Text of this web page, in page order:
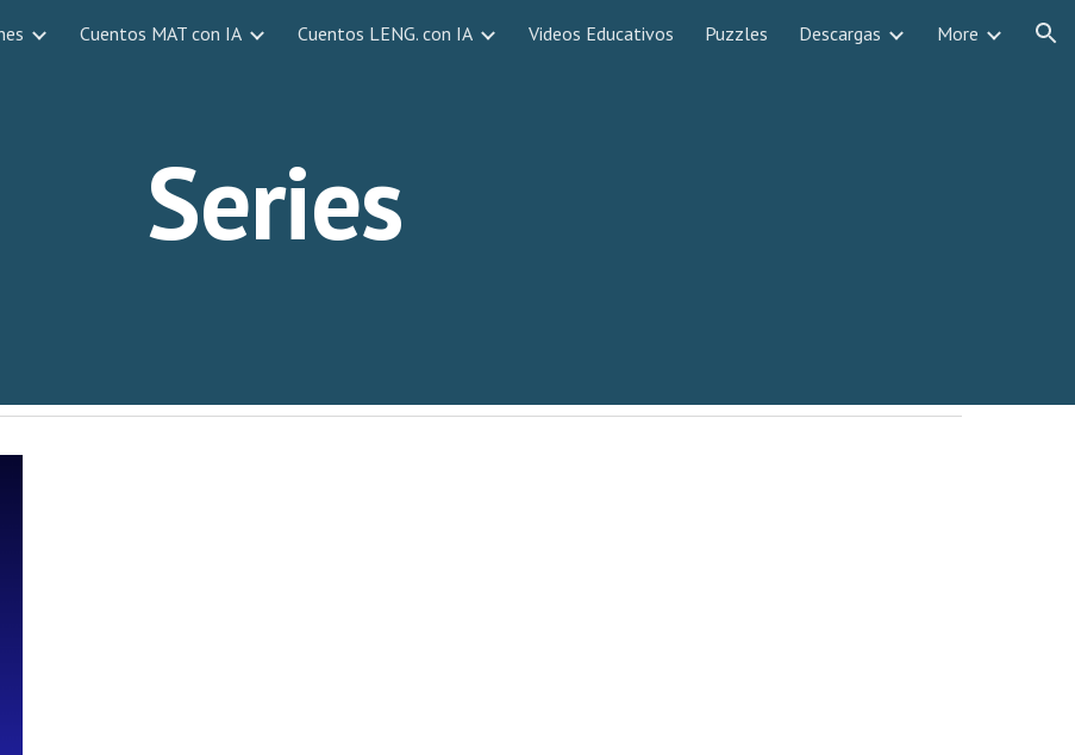
to main content Skip to navigation
Cuentos MAT con IA Cuentos LENG. con IA Videos Educativos Puzzles Descargas More
Series